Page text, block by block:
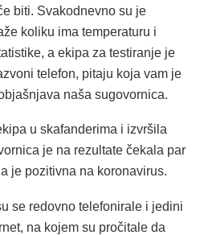
biti. Svakodnevno su je
koliku ima temperaturu i
a ekipa za testiranje je
telefon, pitaju koja vam je
naša sugovornica.
u skafanderima i izvršila
je na rezultate čekala par
je pozitivna na koronavirus.
se redovno telefonirale i jedini
na kojem su pročitale da